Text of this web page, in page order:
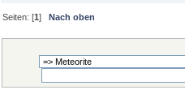
Seiten: [1] Nach oben